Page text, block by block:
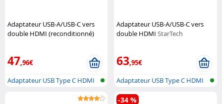
Adaptateur USB-A/USB-C vers
double HDMI (reconditionné)
47,96€
Adaptateur USB Type C HDMI
Adaptateur USB-A/USB-C vers
double HDMIStarTech
63,95€
Adaptateur USB Type C HDMI
-34 %